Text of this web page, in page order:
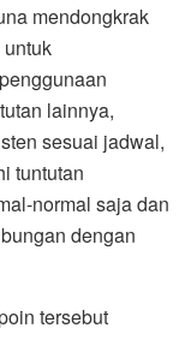
mendongkrak
lainnya,
sesuai jadwal,
tuntutan
normal saja dan
dengan
tersebut